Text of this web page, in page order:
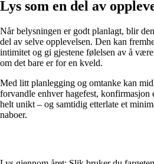
Lys som en del av
Når belysningen er godt planlagt, blir
del av selve opplevelsen. Den kan
intimitet og gi gjestene følelsen av å
om det bare er for en kveld.
Med litt planlegging og omtanke kan
forvandle enhver hagefest, konfirmasjon
helt unikt – og samtidig etterlate et
naboer.